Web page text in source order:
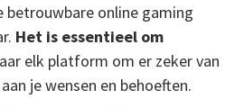
betrouwbare online gaming
Het is essentieel om
elk platform om er zeker van
je wensen en behoeften.